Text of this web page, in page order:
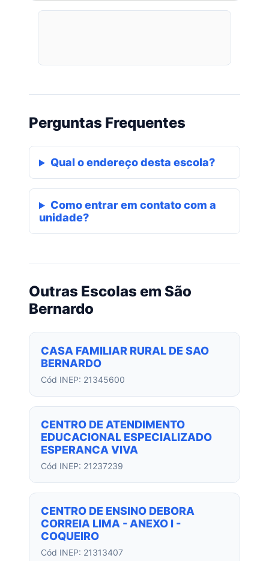
Perguntas Frequentes
Qual o endereço desta escola?
Como entrar em contato com a
unidade?
Outras Escolas em São
Bernardo
CASA FAMILIAR RURAL DE SAO
BERNARDO
Cód INEP: 21345600
CENTRO DE ATENDIMENTO
EDUCACIONAL ESPECIALIZADO
ESPERANCA VIVA
Cód INEP: 21237239
CENTRO DE ENSINO DEBORA
CORREIA LIMA - ANEXO I -
COQUEIRO
Cód INEP: 21313407